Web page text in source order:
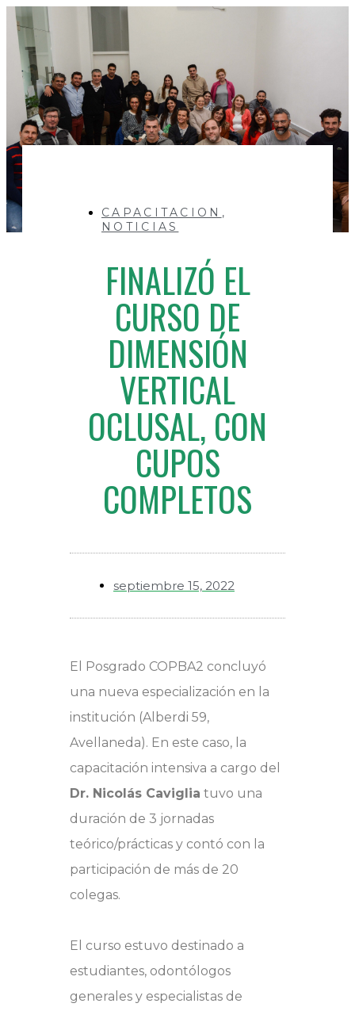
CAPACITACION ,
NOTICIAS
FINALIZÓ EL
CURSO DE
DIMENSIÓN
VERTICAL
OCLUSAL, CON
CUPOS
COMPLETOS
septiembre 15, 2022
El Posgrado COPBA2 concluyó
una nueva especialización en la
institución (Alberdi 59,
Avellaneda). En este caso, la
capacitación intensiva a cargo del
Dr. Nicolás Caviglia tuvo una
duración de 3 jornadas
teórico/prácticas y contó con la
participación de más de 20
colegas.
El curso estuvo destinado a
estudiantes, odontólogos
generales y especialistas de